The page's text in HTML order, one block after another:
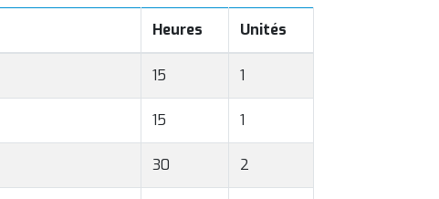
Heures Unités
15 1
15 1
30 2